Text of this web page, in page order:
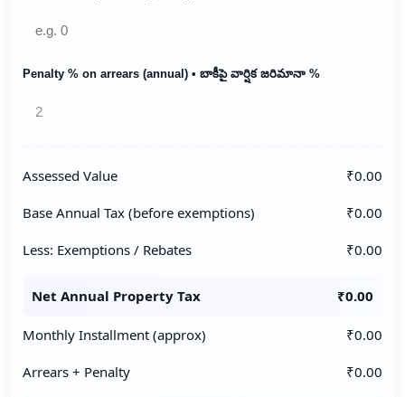
Penalty % on arrears (annual) • బాకీపై వార్షిక జరిమానా %
Assessed Value ₹0.00
Base Annual Tax (before exemptions) ₹0.00
Less: Exemptions / Rebates ₹0.00
Net Annual Property Tax ₹0.00
Monthly Installment (approx) ₹0.00
Arrears + Penalty ₹0.00